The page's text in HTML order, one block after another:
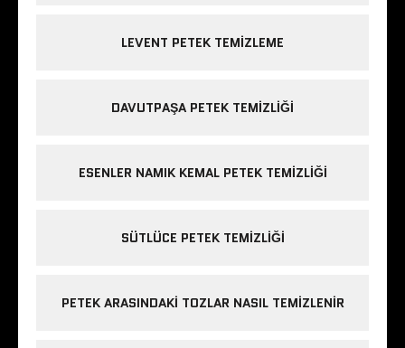
LEVENT PETEK TEMIZLEME
DAVUTPAŞA PETEK TEMIZLIĞI
ESENLER NAMIK KEMAL PETEK TEMIZLIĞI
SÜTLÜCE PETEK TEMIZLIĞI
PETEK ARASINDAKI TOZLAR NASIL TEMIZLENIR